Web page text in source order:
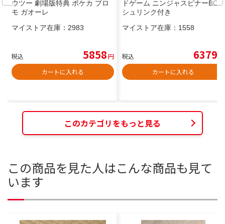
ウツー 劇場版特典 ポケカ プロ
モ ガオーレ
マイストア在庫： 2983
税込 5858円
カートに入れる
ドゲーム ニンジャスピナーBOX
シュリンク付き
マイストア在庫： 1558
税込 6379
カートに入れる
このカテゴリをもっと見る
この商品を見た人はこんな商品も見て
います